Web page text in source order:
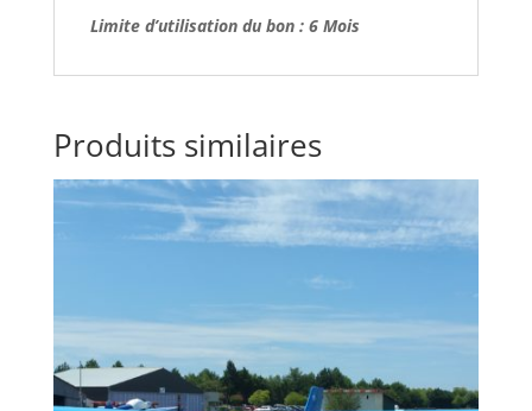
Limite d’utilisation du bon : 6 Mois
Produits similaires